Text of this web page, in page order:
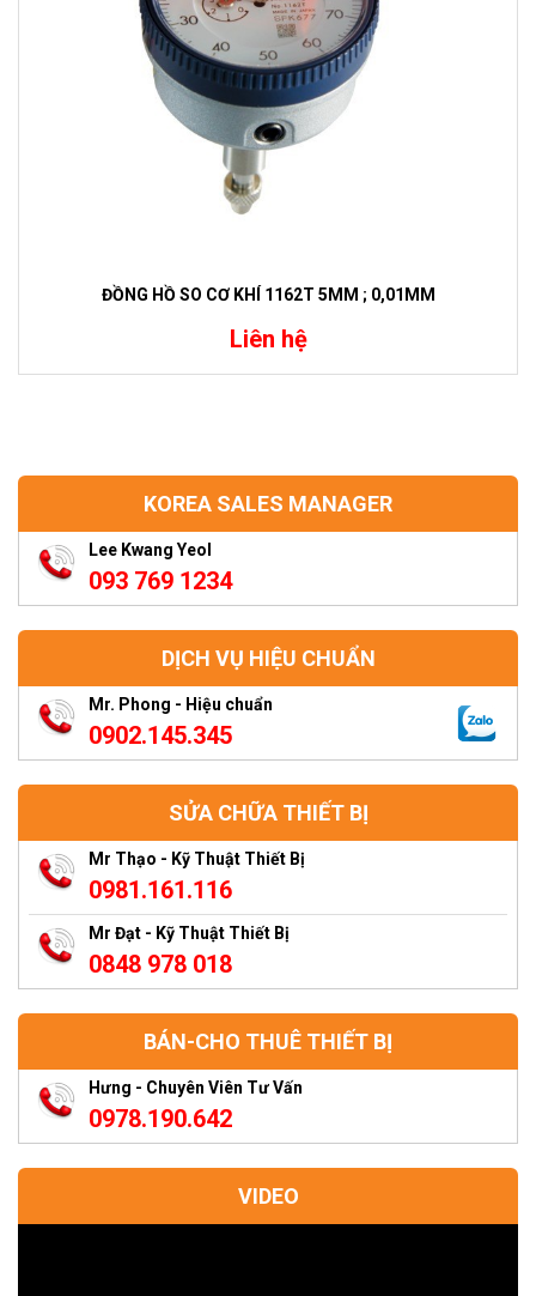
KOREA SALES MANAGER
Lee Kwang Yeol
093 769 1234
DỊCH VỤ HIỆU CHUẨN
Mr. Phong - Hiệu chuẩn
0902.145.345
SỬA CHỮA THIẾT BỊ
Mr Thạo - Kỹ Thuật Thiết Bị
0981.161.116
Mr Đạt - Kỹ Thuật Thiết Bị
0848 978 018
BÁN-CHO THUÊ THIẾT BỊ
Hưng - Chuyên Viên Tư Vấn
0978.190.642
VIDEO
ĐỒNG HỒ SO CƠ KHÍ 1162T 5MM ; 0,01MM
Liên hệ